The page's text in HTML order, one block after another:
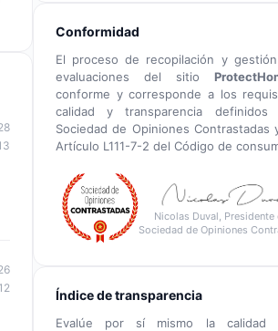
Conformidad
El proceso de recopilación y
evaluaciones del sitio
conforme y corresponde a los
calidad y transparencia
Sociedad de Opiniones Contrastadas
Artículo L111-7-2 del Código de
Nicolas Duval, Presidente
Sociedad de Opiniones
Índice de transparencia
Evalúe por sí mismo la calidad